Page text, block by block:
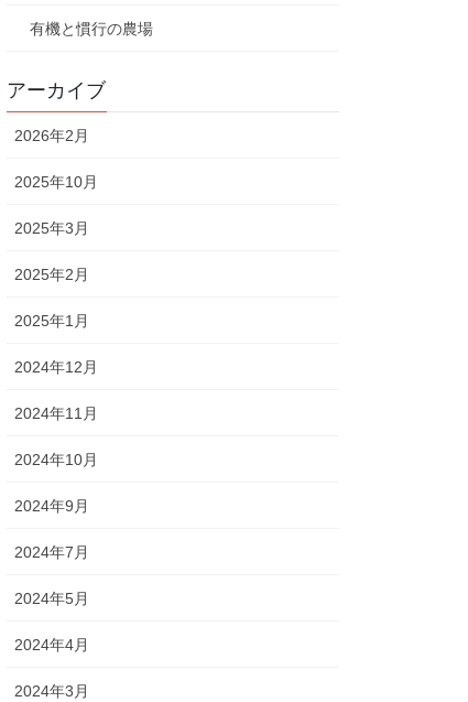
有機と慣行の農場
アーカイブ
2026年2月
2025年10月
2025年3月
2025年2月
2025年1月
2024年12月
2024年11月
2024年10月
2024年9月
2024年7月
2024年5月
2024年4月
2024年3月